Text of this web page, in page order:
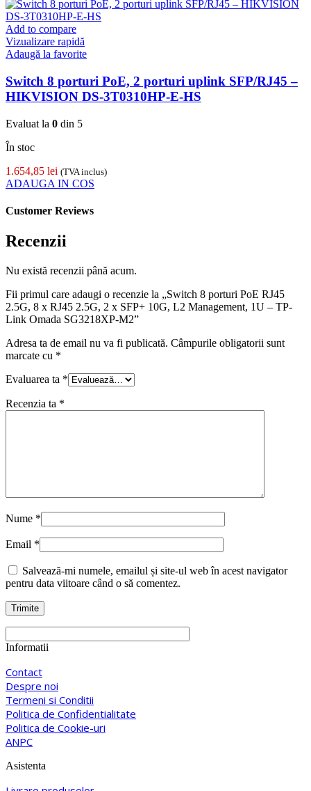
Add to compare
Vizualizare rapidă
Adaugă la favorite
Switch 8 porturi PoE, 2 porturi uplink SFP/RJ45 –
HIKVISION DS-3T0310HP-E-HS
Evaluat la 0 din 5
În stoc
1.654,85 lei (TVA inclus)
ADAUGA IN COS
Customer Reviews
Recenzii
Nu există recenzii până acum.
Fii primul care adaugi o recenzie la „Switch 8 porturi PoE RJ45
2.5G, 8 x RJ45 2.5G, 2 x SFP+ 10G, L2 Management, 1U – TP-
Link Omada SG3218XP-M2”
Adresa ta de email nu va fi publicată. Câmpurile obligatorii sunt
marcate cu *
Evaluarea ta *
Recenzia ta *
Nume *
Email *
Salvează-mi numele, emailul și site-ul web în acest navigator
pentru data viitoare când o să comentez.
Informatii
Contact
Despre noi
Termeni si Conditii
Politica de Confidentialitate
Politica de Cookie-uri
ANPC
Asistenta